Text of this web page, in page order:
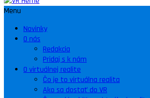
Menu
Novinky
O nás
Redakcia
Pridaj s k nám
O virtuálnej realite
Čo je to virtuálna realita
Ako sa dostať do VR